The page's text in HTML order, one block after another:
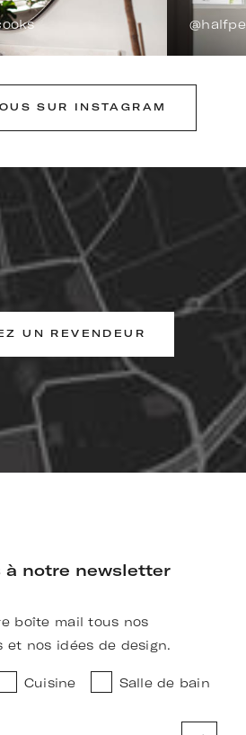
SUR INSTAGRAM
UN REVENDEUR
à notre newsletter
boîte mail tous nos
et nos idées de design.
Cuisine Salle de bain